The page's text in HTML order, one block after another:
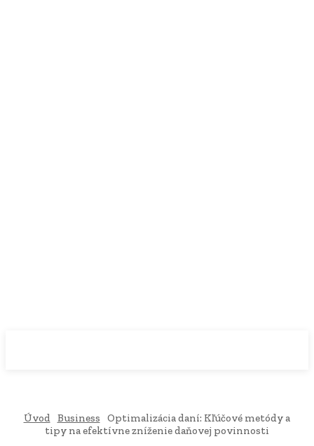
Úvod Business
Optimalizácia daní: Kľúčové metódy a
tipy na efektívne zníženie daňovej povinnosti